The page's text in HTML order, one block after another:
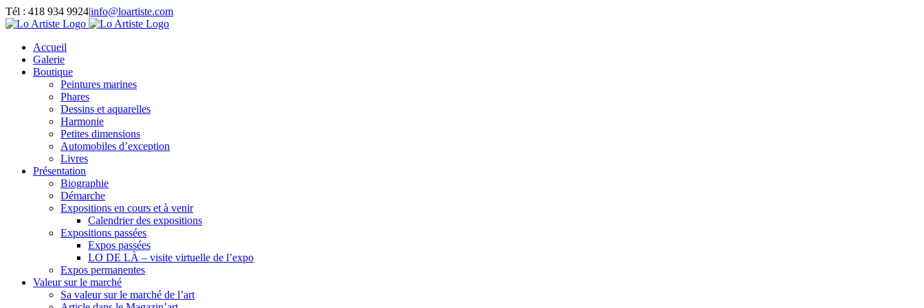
Passer
au
Tél : 418 934 9924|info@loartiste.com
Facebook
Instagram
Email
Pinterest
YouTube
Accueil
Galerie
Boutique
Peintures marines
Phares
Dessins et aquarelles
Harmonie
Petites dimensions
Automobiles d’exception
Livres
Présentation
Biographie
Démarche
Expositions en cours et à venir
Calendrier des expositions
Expositions passées
Expos passées
LO DE LÀ – visite virtuelle de l’expo
Expos permanentes
Valeur sur le marché
Sa valeur sur le marché de l’art